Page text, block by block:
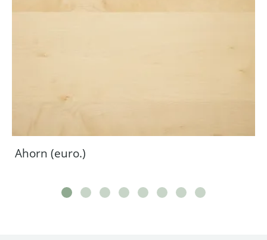
Ahorn (euro.)